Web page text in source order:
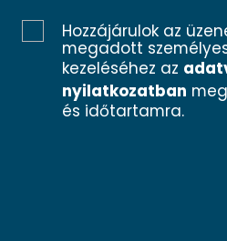
Hozzájárulok az
megadott
kezeléséhez az
nyilatkozatban
és időtartamra.